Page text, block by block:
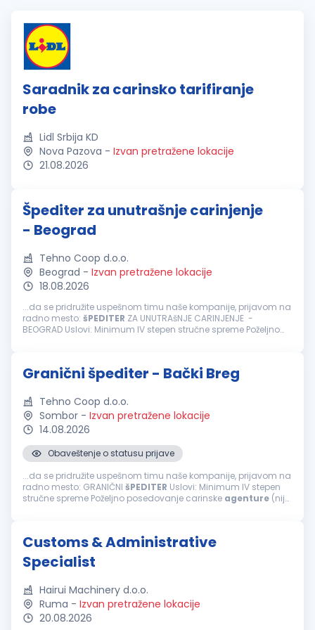
Saradnik za carinsko tarifiranje
robe
Lidl Srbija KD
Nova Pazova - Izvan pretražene lokacije
21.08.2026
Špediter za unutrašnje carinjenje
- Beograd
Tehno Coop d.o.o.
Beograd - Izvan pretražene lokacije
18.08.2026
...da se pridružite uspešnom timu naše kompanije, prijavom na
radno mesto: šPEDITER ZA UNUTRAšNJE CARINJENJE -
BEOGRAD Uslovi: Minimum IV stepen stručne spreme Poželjno
Granični špediter - Bački Breg
Tehno Coop d.o.o.
Sombor - Izvan pretražene lokacije
14.08.2026
Obaveštenje o statusu prijave
...da se pridružite uspešnom timu naše kompanije, prijavom na
radno mesto: GRANIČNI šPEDITER Uslovi: Minimum IV stepen
stručne spreme Poželjno posedovanje carinske agenture (nije
Customs & Administrative
Specialist
Hairui Machinery d.o.o.
Ruma - Izvan pretražene lokacije
20.08.2026